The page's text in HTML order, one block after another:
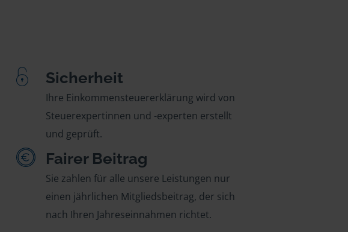
Sicherheit
Ihre Einkommensteuererklärung wird von
Steuerexpertinnen und -experten erstellt
und geprüft.
Fairer Beitrag
Sie zahlen für alle unsere Leistungen nur
einen jährlichen Mitgliedsbeitrag, der sich
nach Ihren Jahreseinnahmen richtet.